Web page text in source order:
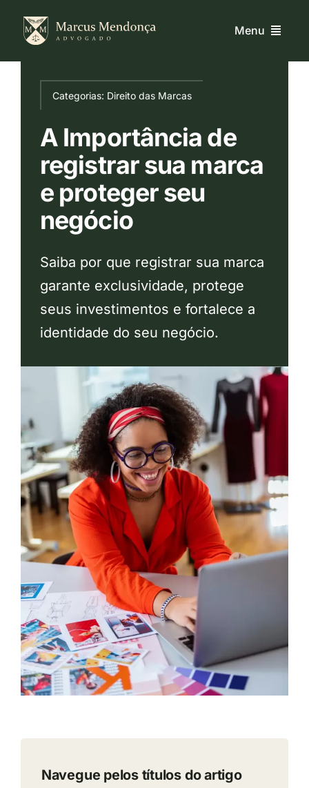
para
Menu
Home
Quem Sou
Serviços
Blog
Contato
Categorias: Direito das Marcas
A Importância de
registrar sua marca
e proteger seu
negócio
Saiba por que registrar sua marca
garante exclusividade, protege
seus investimentos e fortalece a
identidade do seu negócio.
Navegue pelos títulos do artigo